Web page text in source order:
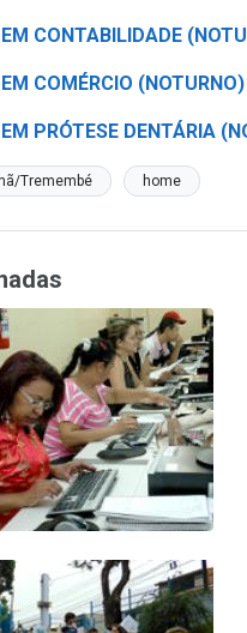
CONTABILIDADE
COMÉRCIO
PRÓTESE DENTÁRIA
Tremembé home